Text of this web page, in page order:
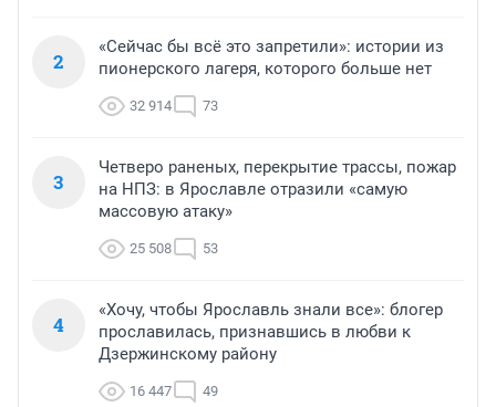
2
«Сейчас бы всё это запретили»: истории из
пионерского лагеря, которого больше нет
32 914 73
3
Четверо раненых, перекрытие трассы, пожар
на НПЗ: в Ярославле отразили «самую
массовую атаку»
25 508 53
4
«Хочу, чтобы Ярославль знали все»: блогер
прославилась, признавшись в любви к
Дзержинскому району
16 447 49